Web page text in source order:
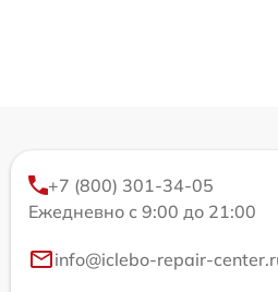
+7 (800) 301-34-05
Ежедневно с 9:00 до 21:00
info@iclebo-repair-